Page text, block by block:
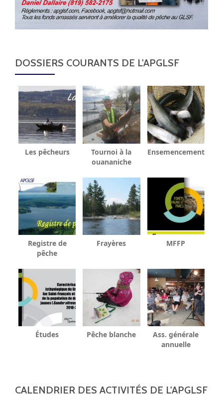
DOSSIERS COURANTS DE L'APGLSF
Les pêcheurs
Tournoi à la
ouananiche
Ensemencement
Registre de
pêche
Frayères MFFP
Études Pêche blanche
Ass. générale
annuelle
CALENDRIER DES ACTIVITÉS DE L'APGLSF